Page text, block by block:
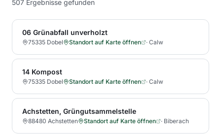
507 Ergebnisse gefunden
06 Grünabfall unverholzt
75335 Dobel Standort auf Karte öffnen · Calw
14 Kompost
75335 Dobel Standort auf Karte öffnen · Calw
Achstetten, Grüngutsammelstelle
88480 Achstetten Standort auf Karte öffnen · Biberach